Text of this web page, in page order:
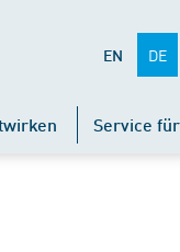
EN DE
Service